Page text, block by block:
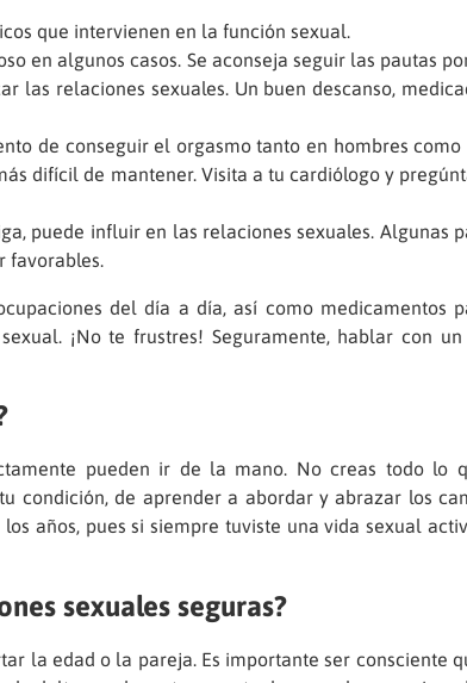
que intervienen en la función sexual.
en algunos casos. Se aconseja seguir las pautas
relaciones sexuales. Un buen descanso,
de conseguir el orgasmo tanto en hombres como
difícil de mantener. Visita a tu cardiólogo y
puede influir en las relaciones sexuales. Algunas
favorables.
del día a día, así como medicamentos
¡No te frustres! Seguramente, hablar con
pueden ir de la mano. No creas todo lo
condición, de aprender a abordar y abrazar los
años, pues si siempre tuviste una vida sexual
sexuales seguras?
la edad o la pareja. Es importante ser consciente